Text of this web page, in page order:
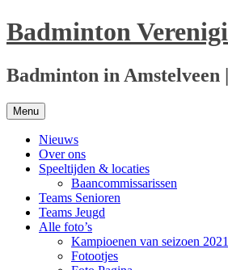
Ga
naar
inhoud
Badminton
Badminton in
Menu
Nieuws
Over ons
Speeltijden & locaties
Baancommissarissen
Teams Senioren
Teams Jeugd
Alle foto’s
Kampioenen van seizoen
Fotootjes